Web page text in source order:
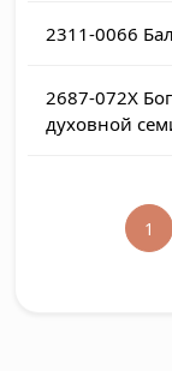
2311-0066
2687-072X
духовной
1